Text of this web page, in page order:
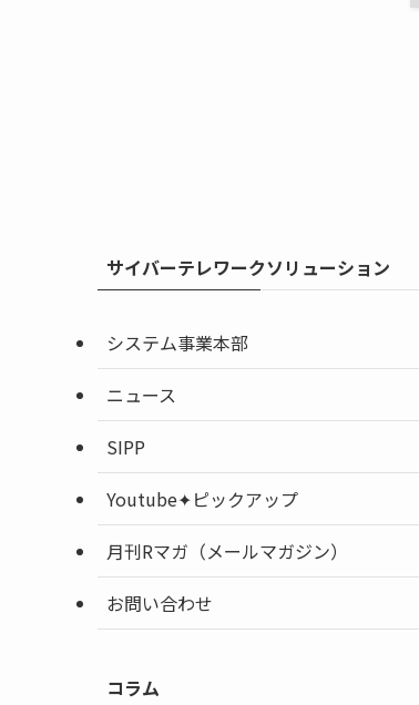
サイバーテレワークソリューション
システム事業本部
ニュース
SIPP
Youtube✦ピックアップ
月刊Rマガ（メールマガジン）
お問い合わせ
コラム